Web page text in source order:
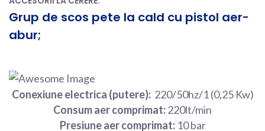
Grup de scos pete la cald cu pistol aer-
abur;
Conexiune electrica (putere): 220/50hz/1 (0,25 Kw)
Consum aer comprimat:220lt/min
Presiune aer comprimat: 10 bar